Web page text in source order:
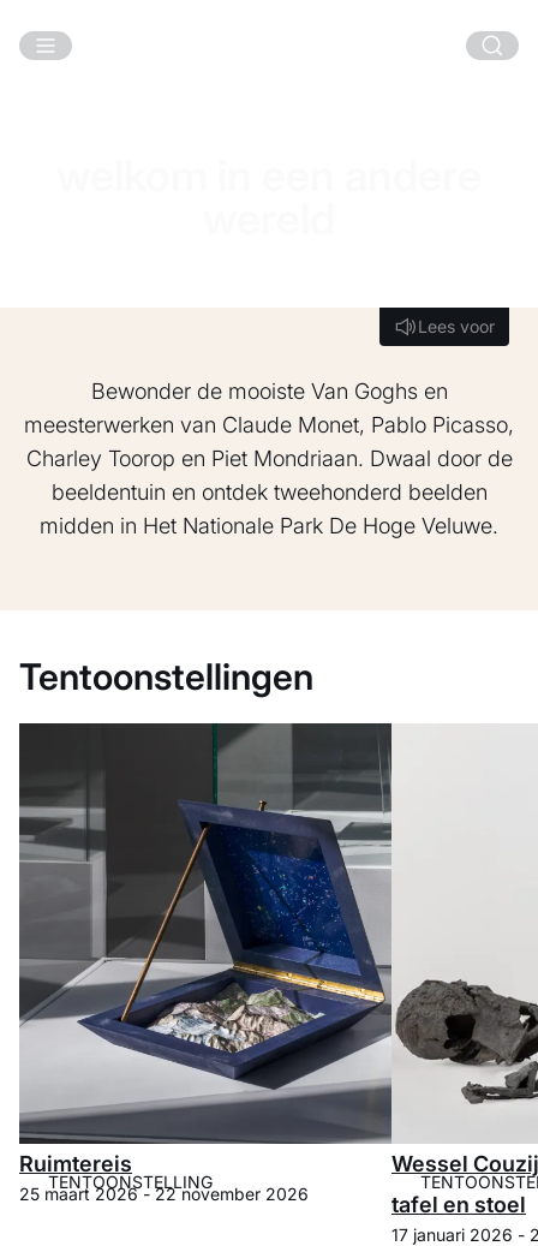
Lees voor
Lees voor
Bewonder de mooiste Van Goghs en
meesterwerken van Claude Monet, Pablo Picasso,
Charley Toorop en Piet Mondriaan. Dwaal door de
beeldentuin en ontdek tweehonderd beelden
midden in Het Nationale Park De Hoge Veluwe.
Tentoonstellingen
TENTOONSTELLING
Ruimtereis
25 maart 2026 - 22 november 2026
Wessel
tafel en stoel
17 januari 2026 -